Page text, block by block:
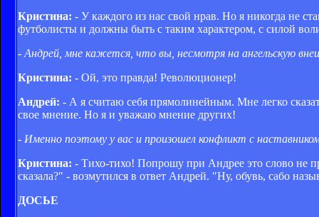
Кристина: - У каждого из нас свой нрав. Но я никогда не
футболисты и должны быть с таким характером, с силой
- Андрей, мне кажется, что вы, несмотря на ангельскую
Кристина: - Ой, это правда! Революционер!
Андрей: - А я считаю себя прямолинейным. Мне легко
свое мнение. Но я и уважаю мнение других!
- Именно поэтому у вас и произошел конфликт с
Кристина: - Тихо-тихо! Попрошу при Андрее это слово не
сказала?" - возмутился в ответ Андрей. "Ну, обувь, сабо
ДОСЬЕ